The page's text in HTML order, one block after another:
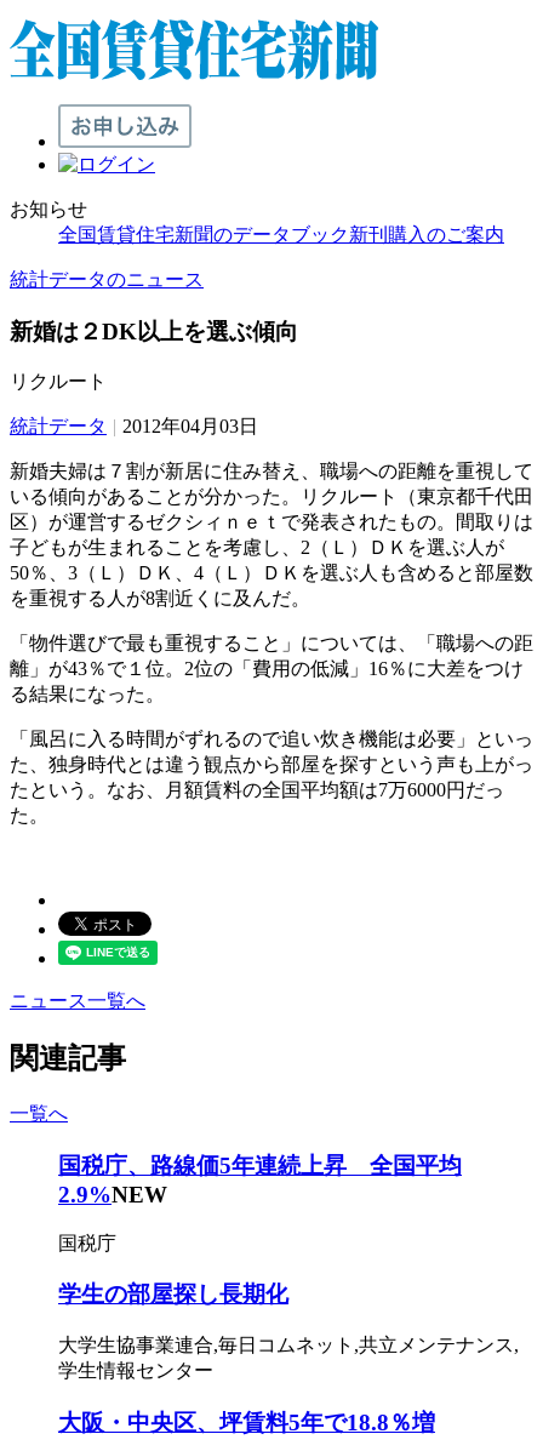
お知らせ
全国賃貸住宅新聞のデータブック新刊購入のご案内
統計データのニュース
新婚は２DK以上を選ぶ傾向
リクルート
統計データ | 2012年04月03日
新婚夫婦は７割が新居に住み替え、職場への距離を重視して
いる傾向があることが分かった。リクルート（東京都千代田
区）が運営するゼクシィｎｅｔで発表されたもの。間取りは
子どもが生まれることを考慮し、2（Ｌ）ＤＫを選ぶ人が
50％、3（Ｌ）ＤＫ、4（Ｌ）ＤＫを選ぶ人も含めると部屋数
を重視する人が8割近くに及んだ。
「物件選びで最も重視すること」については、「職場への距
離」が43％で１位。2位の「費用の低減」16％に大差をつけ
る結果になった。
「風呂に入る時間がずれるので追い炊き機能は必要」といっ
た、独身時代とは違う観点から部屋を探すという声も上がっ
たという。なお、月額賃料の全国平均額は7万6000円だっ
た。
ニュース一覧へ
関連記事
一覧へ
国税庁、路線価5年連続上昇 全国平均
2.9%NEW
国税庁
学生の部屋探し長期化
大学生協事業連合,毎日コムネット,共立メンテナンス,
学生情報センター
大阪・中央区、坪賃料5年で18.8％増